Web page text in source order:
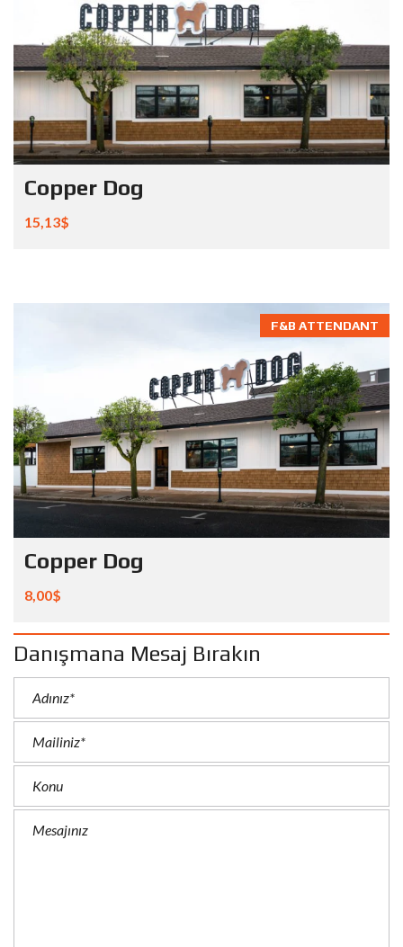
Copper Dog
15,13$
F&B ATTENDANT
Copper Dog
8,00$
Danışmana Mesaj Bırakın